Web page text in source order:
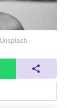
Unsplash.